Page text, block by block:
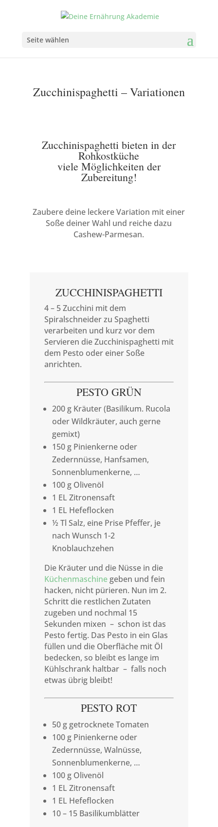
Seite wählen
Zucchinispaghetti – Variationen
Zucchinispaghetti bieten in der
Rohkostküche
viele Möglichkeiten der
Zubereitung!
Zaubere deine leckere Variation mit einer
Soße deiner Wahl und reiche dazu
Cashew-Parmesan.
ZUCCHINISPAGHETTI
4 – 5 Zucchini mit dem
Spiralschneider zu Spaghetti
verarbeiten und kurz vor dem
Servieren die Zucchinispaghetti mit
dem Pesto oder einer Soße
anrichten.
PESTO GRÜN
200 g Kräuter (Basilikum. Rucola
oder Wildkräuter, auch gerne
gemixt)
150 g Pinienkerne oder
Zedernnüsse, Hanfsamen,
Sonnenblumenkerne, …
100 g Olivenöl
1 EL Zitronensaft
1 EL Hefeflocken
½ Tl Salz, eine Prise Pfeffer, je
nach Wunsch 1-2
Knoblauchzehen
Die Kräuter und die Nüsse in die
Küchenmaschinegeben und fein
hacken, nicht pürieren. Nun im 2.
Schritt die restlichen Zutaten
zugeben und nochmal 15
Sekunden mixen – schon ist das
Pesto fertig. Das Pesto in ein Glas
füllen und die Oberfläche mit Öl
bedecken, so bleibt es lange im
Kühlschrank haltbar – falls noch
etwas übrig bleibt!
PESTO ROT
50 g getrocknete Tomaten
100 g Pinienkerne oder
Zedernnüsse, Walnüsse,
Sonnenblumenkerne, …
100 g Olivenöl
1 EL Zitronensaft
1 EL Hefeflocken
10 – 15 Basilikumblätter